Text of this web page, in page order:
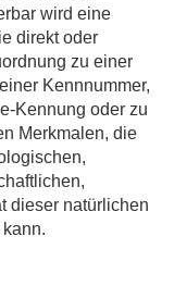
wird eine
direkt oder
zu einer
Kennnummer,
Kennung oder zu
Merkmalen, die
dieser natürlichen